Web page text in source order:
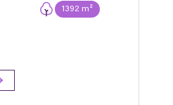
1392 m²